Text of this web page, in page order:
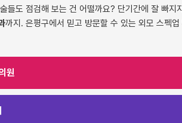
도 점검해 보는 건 어떨까요? 단기간에 잘 빠지
까지. 은평구에서 믿고 방문할 수 있는 외모 스펙
원